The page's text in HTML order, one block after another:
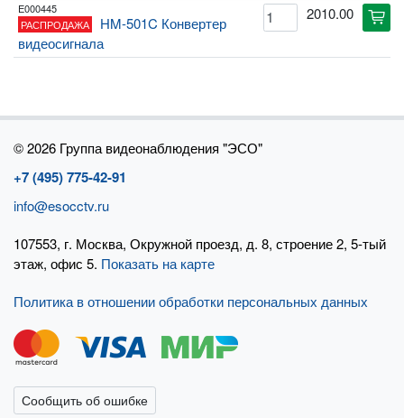
E000445
РАСПРОДАЖА
HM-501C Конвертер
видеосигнала
2010.00 cart
©2026 Группа видеонаблюдения "ЭСО"
+7 (495) 775-42-91
info@esocctv.ru
107553, г. Москва, Окружной проезд, д. 8, строение 2, 5-тый
этаж, офис 5. Показать на карте
Политика в отношении обработки персональных данных
Сообщить об ошибке